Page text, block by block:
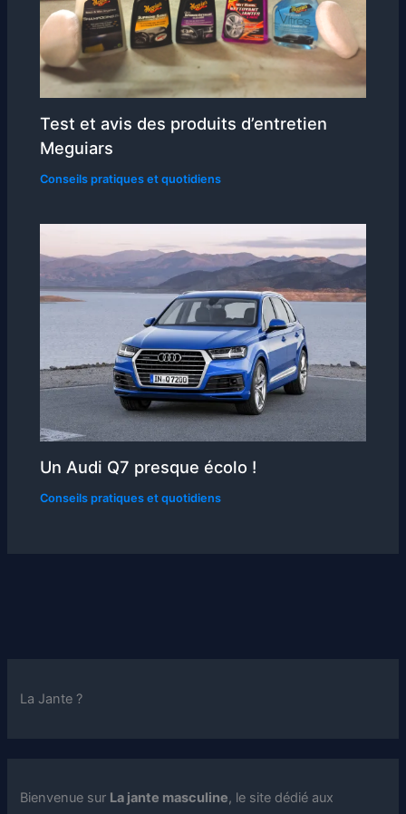
Test et avis des produits d’entretien
Meguiars
Conseils pratiques et quotidiens
Un Audi Q7 presque écolo !
Conseils pratiques et quotidiens
La Jante ?
Bienvenue sur La jante masculine, le site dédié aux